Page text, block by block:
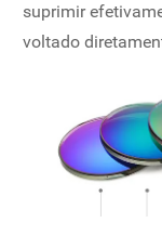
suprimir
voltado